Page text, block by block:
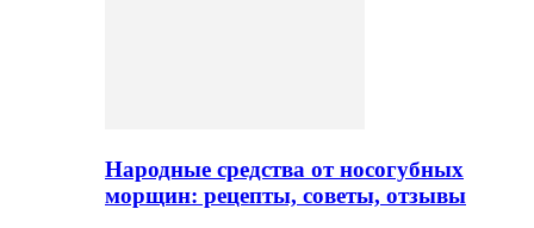
Народные средства от носогубных
морщин: рецепты, советы, отзывы